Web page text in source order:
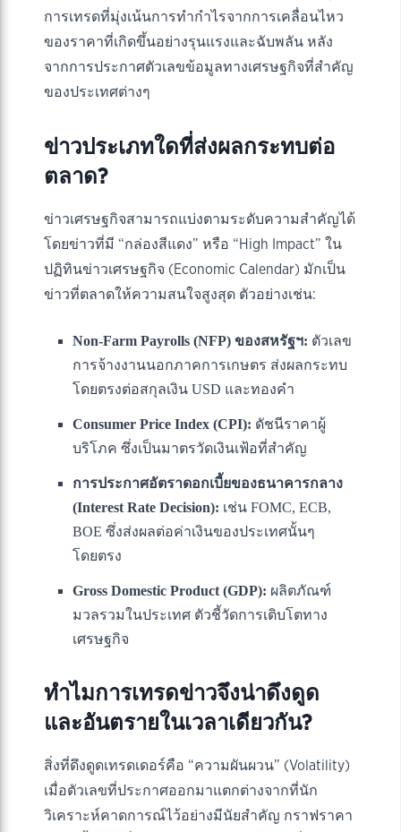
การเทรดที่มุ่งเน้นการทำกำไรจากการเคลื่อนไหว
ของราคาที่เกิดขึ้นอย่างรุนแรงและฉับพลัน หลัง
จากการประกาศตัวเลขข้อมูลทางเศรษฐกิจที่สำคัญ
ของประเทศต่างๆ
ข่าวประเภทใดที่ส่งผลกระทบต่อ
ตลาด?
ข่าวเศรษฐกิจสามารถแบ่งตามระดับความสำคัญได้
โดยข่าวที่มี “กล่องสีแดง” หรือ “High Impact” ใน
ปฏิทินข่าวเศรษฐกิจ (Economic Calendar) มักเป็น
ข่าวที่ตลาดให้ความสนใจสูงสุด ตัวอย่างเช่น:
Non-Farm Payrolls (NFP) ของสหรัฐฯ: ตัวเลข
การจ้างงานนอกภาคการเกษตร ส่งผลกระทบ
โดยตรงต่อสกุลเงิน USD และทองคำ
Consumer Price Index (CPI): ดัชนีราคาผู้
บริโภค ซึ่งเป็นมาตรวัดเงินเฟ้อที่สำคัญ
การประกาศอัตราดอกเบี้ยของธนาคารกลาง
(Interest Rate Decision): เช่น FOMC, ECB,
BOE ซึ่งส่งผลต่อค่าเงินของประเทศนั้นๆ
โดยตรง
Gross Domestic Product (GDP): ผลิตภัณฑ์
มวลรวมในประเทศ ตัวชี้วัดการเติบโตทาง
เศรษฐกิจ
ทำไมการเทรดข่าวจึงน่าดึงดูด
และอันตรายในเวลาเดียวกัน?
สิ่งที่ดึงดูดเทรดเดอร์คือ “ความผันผวน” (Volatility)
เมื่อตัวเลขที่ประกาศออกมาแตกต่างจากที่นัก
วิเคราะห์คาดการณ์ไว้อย่างมีนัยสำคัญ กราฟราคา